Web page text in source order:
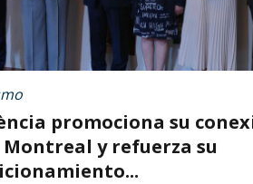
promociona su
Montreal y refuerza su